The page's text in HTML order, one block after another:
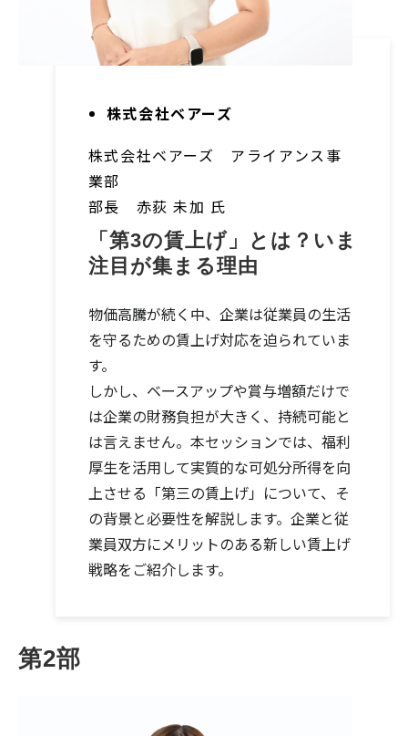
株式会社ベアーズ
株式会社ベアーズ アライアンス事
業部
部長 赤荻 未加 氏
「第3の賃上げ」とは？いま
注目が集まる理由
物価高騰が続く中、企業は従業員の生活
を守るための賃上げ対応を迫られていま
す。
しかし、ベースアップや賞与増額だけで
は企業の財務負担が大きく、持続可能と
は言えません。本セッションでは、福利
厚生を活用して実質的な可処分所得を向
上させる「第三の賃上げ」について、そ
の背景と必要性を解説します。企業と従
業員双方にメリットのある新しい賃上げ
戦略をご紹介します。
第2部